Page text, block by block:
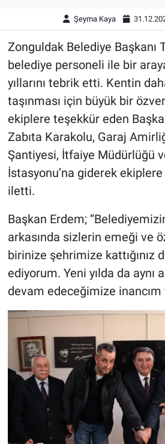
Şeyma Kaya
Zonguldak Belediye Başkanı
belediye personeli ile bir
yıllarını tebrik etti. Kentin
taşınması için büyük bir
ekiplere teşekkür eden
Zabıta Karakolu, Garaj
Şantiyesi, İtfaiye Müdürlüğü
İstasyonu’na giderek
iletti.
Başkan Erdem;
arkasında sizlerin emeği ve
birinize şehrimize kattığınız
ediyorum. Yeni yılda da aynı
devam edeceğimize inancım